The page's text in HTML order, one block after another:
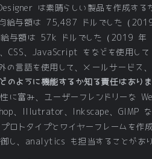
は素晴らしい製品を作成する
給与額は 75,487 ドルでした（
与額は 57k ドルでした（2019 年
、JavaScript をなどを使用して
言語を使用して、メールサービス
のように機能するか知る責任はあり
に富み、ユーザーフレンドリーな
、Illutrator、Inkscape、GIMP な
トタイプとワイヤーフレームを作
し、analytics も担当することがあ